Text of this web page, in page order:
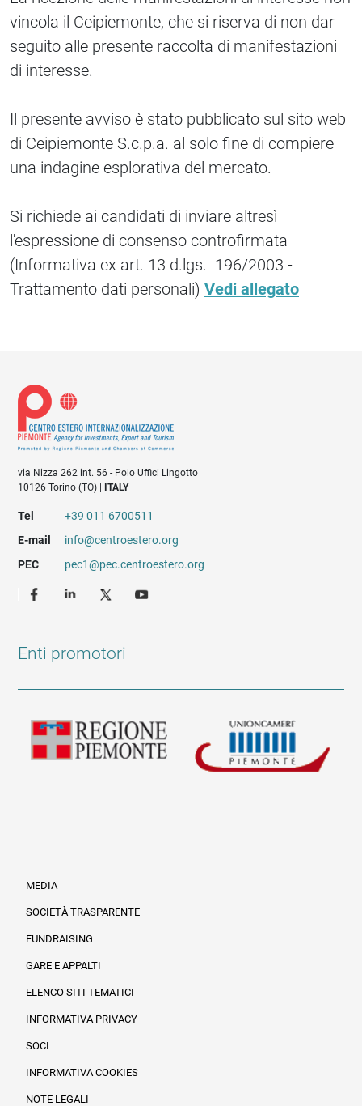
vincola il Ceipiemonte, che si riserva di non dar
seguito alle presente raccolta di manifestazioni
di interesse.
Il presente avviso è stato pubblicato sul sito web
di Ceipiemonte S.c.p.a. al solo fine di compiere
una indagine esplorativa del mercato.
Si richiede ai candidati di inviare altresì
l'espressione di consenso controfirmata
(Informativa ex art. 13 d.lgs. 196/2003 -
Trattamento dati personali) Vedi allegato
via Nizza 262 int. 56 - Polo Uffici Lingotto
10126 Torino (TO) |
ITALY
Tel
+39 011 6700511
E-mail
info@centroestero.org
PEC
pec1@pec.centroestero.org
Enti promotori
MEDIA
SOCIETÀ TRASPARENTE
FUNDRAISING
GARE E APPALTI
ELENCO SITI TEMATICI
INFORMATIVA PRIVACY
SOCI
INFORMATIVA COOKIES
NOTE LEGALI